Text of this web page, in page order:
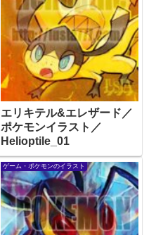
エリキテル&エレザード／
ポケモンイラスト／
Helioptile_01
ゲーム・ポケモンのイラスト